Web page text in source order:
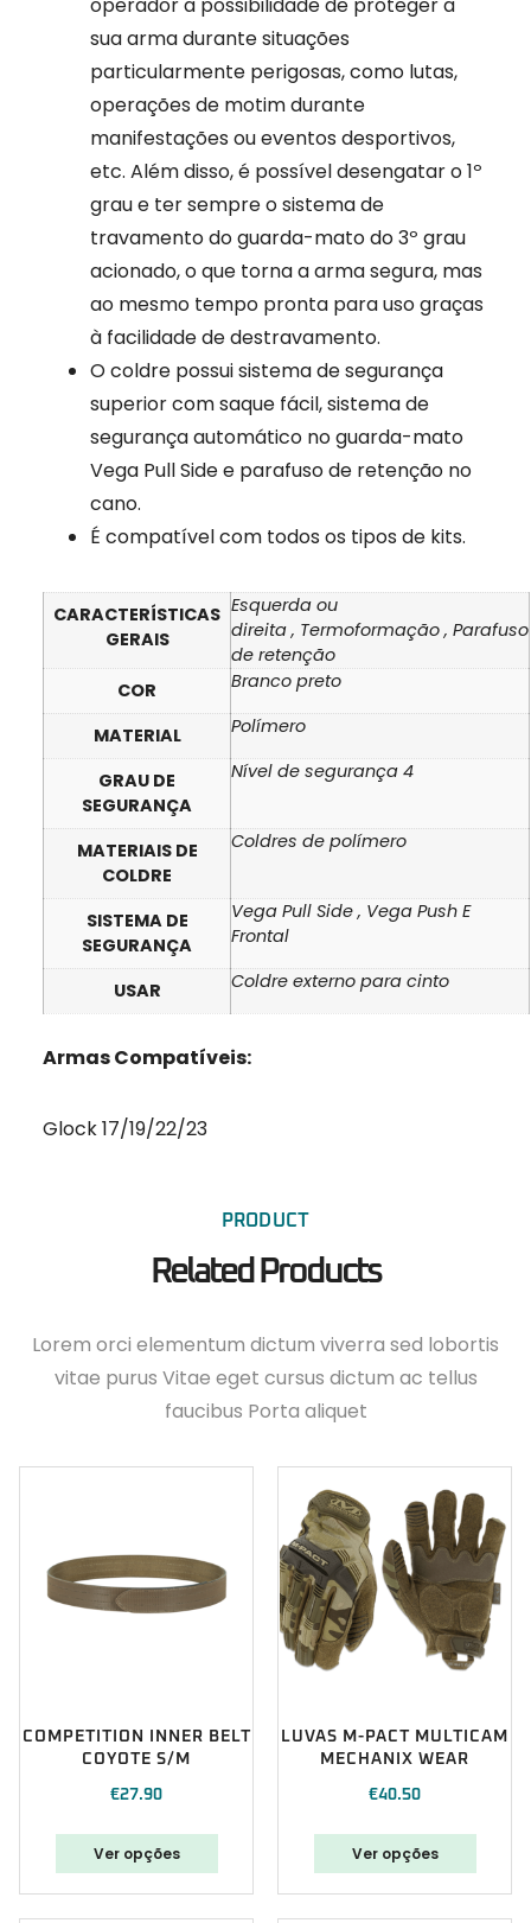
operador a possibilidade de proteger a
sua arma durante situações
particularmente perigosas, como lutas,
operações de motim durante
manifestações ou eventos desportivos,
etc. Além disso, é possível desengatar o 1º
grau e ter sempre o sistema de
travamento do guarda-mato do 3º grau
acionado, o que torna a arma segura, mas
ao mesmo tempo pronta para uso graças
à facilidade de destravamento.
O coldre possui sistema de segurança
superior com saque fácil, sistema de
segurança automático no guarda-mato
Vega Pull Sidee parafuso de retenção no
cano.
É compatível com todos os tipos de kits.
CARACTERÍSTICAS
GERAIS
Esquerda ou
direita, Termoformação, Parafuso
de retenção
COR
Branco preto
MATERIAL Polímero
GRAU DE
SEGURANÇA
Nível de segurança 4
MATERIAIS DE
COLDRE
Coldres de polímero
SISTEMA DE
SEGURANÇA
Vega Pull Side, Vega Push E
Frontal
USAR Coldre externo para cinto
Armas Compatíveis:
Glock 17/19/22/23
PRODUCT
Related Products
Lorem orci elementum dictum viverra sed lobortis
vitae purus Vitae eget cursus dictum ac tellus
faucibus Porta aliquet
COMPETITION INNER BELT
COYOTE S/M
€27.90
Ver opções
LUVAS M-PACT MULTICAM
MECHANIX WEAR
€40.50
Ver opções